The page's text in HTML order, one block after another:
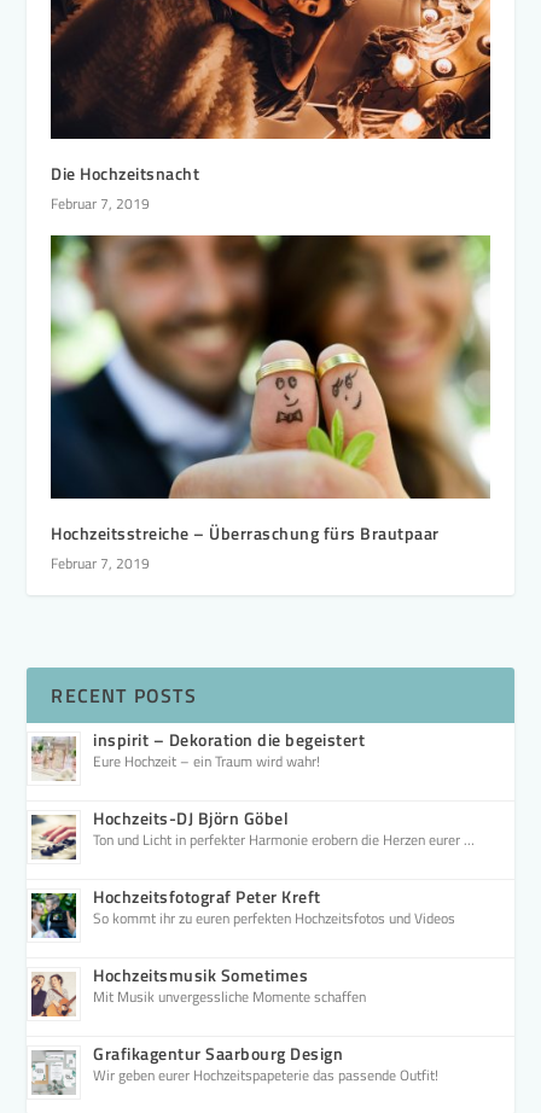
Die Hochzeitsnacht
Februar 7, 2019
Hochzeitsstreiche – Überraschung fürs Brautpaar
Februar 7, 2019
RECENT POSTS
inspirit – Dekoration die begeistert
Eure Hochzeit – ein Traum wird wahr!
Hochzeits-DJ Björn Göbel
Ton und Licht in perfekter Harmonie erobern die Herzen eurer …
Hochzeitsfotograf Peter Kreft
So kommt ihr zu euren perfekten Hochzeitsfotos und Videos
Hochzeitsmusik Sometimes
Mit Musik unvergessliche Momente schaffen
Grafikagentur Saarbourg Design
Wir geben eurer Hochzeitspapeterie das passende Outfit!